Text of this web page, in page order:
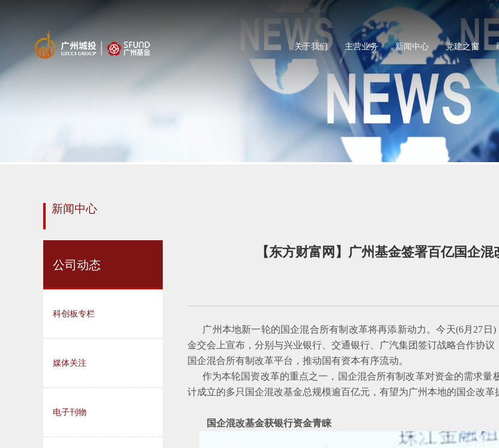
关于我们 主营业务 新闻中心 党建之窗
新闻中心
公司动态
科创板专栏
媒体关注
电子刊物
【东方财富网】广州基金签署百亿国企
广州本地新一轮的国企混合所有制改革将再添新动力。今天(6月27日)
金交会上宣布，分别与兴业银行、交通银行、广汽集团签订战略合作协
国企混合所有制改革平台，推动国有资本有序流动。
作为本轮国资改革的重点之一，国企混合所有制改革对资金的需求量
计成立的多只国企混改基金总规模逾百亿元，有望为广州本地的国企改革
国企混改基金获银行资金青睐